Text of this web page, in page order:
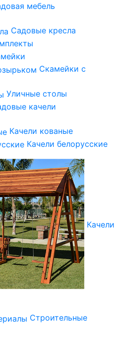
мебель
Садовые кресла
Скамейки с
Уличные столы
качели
Качели кованые
Качели белорусские
Качели
Строительные